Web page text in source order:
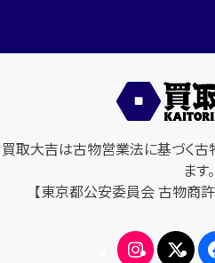
買取大吉は古物営業法に基づく古
ます。
【東京都公安委員会 古物商